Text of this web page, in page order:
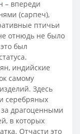
– впереди
(сарпеч),
птичьи
отнюдь не было
был
индийские
самому
Здесь
серебряных
драгоценными
в которых
Отчасти это